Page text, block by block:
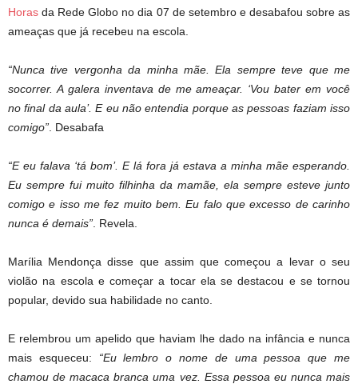
Horas da Rede Globo no dia 07 de setembro e desabafou sobre as
ameaças que já recebeu na escola.
“Nunca tive vergonha da minha mãe. Ela sempre teve que me
socorrer. A galera inventava de me ameaçar. ‘Vou bater em você
no final da aula’. E eu não entendia porque as pessoas faziam isso
comigo” . Desabafa
“E eu falava ‘tá bom’. E lá fora já estava a minha mãe esperando.
Eu sempre fui muito filhinha da mamãe, ela sempre esteve junto
comigo e isso me fez muito bem. Eu falo que excesso de carinho
nunca é demais” . Revela.
Marília Mendonça disse que assim que começou a levar o seu
violão na escola e começar a tocar ela se destacou e se tornou
popular, devido sua habilidade no canto.
E relembrou um apelido que haviam lhe dado na infância e nunca
mais esqueceu: “Eu lembro o nome de uma pessoa que me
chamou de macaca branca uma vez. Essa pessoa eu nunca mais